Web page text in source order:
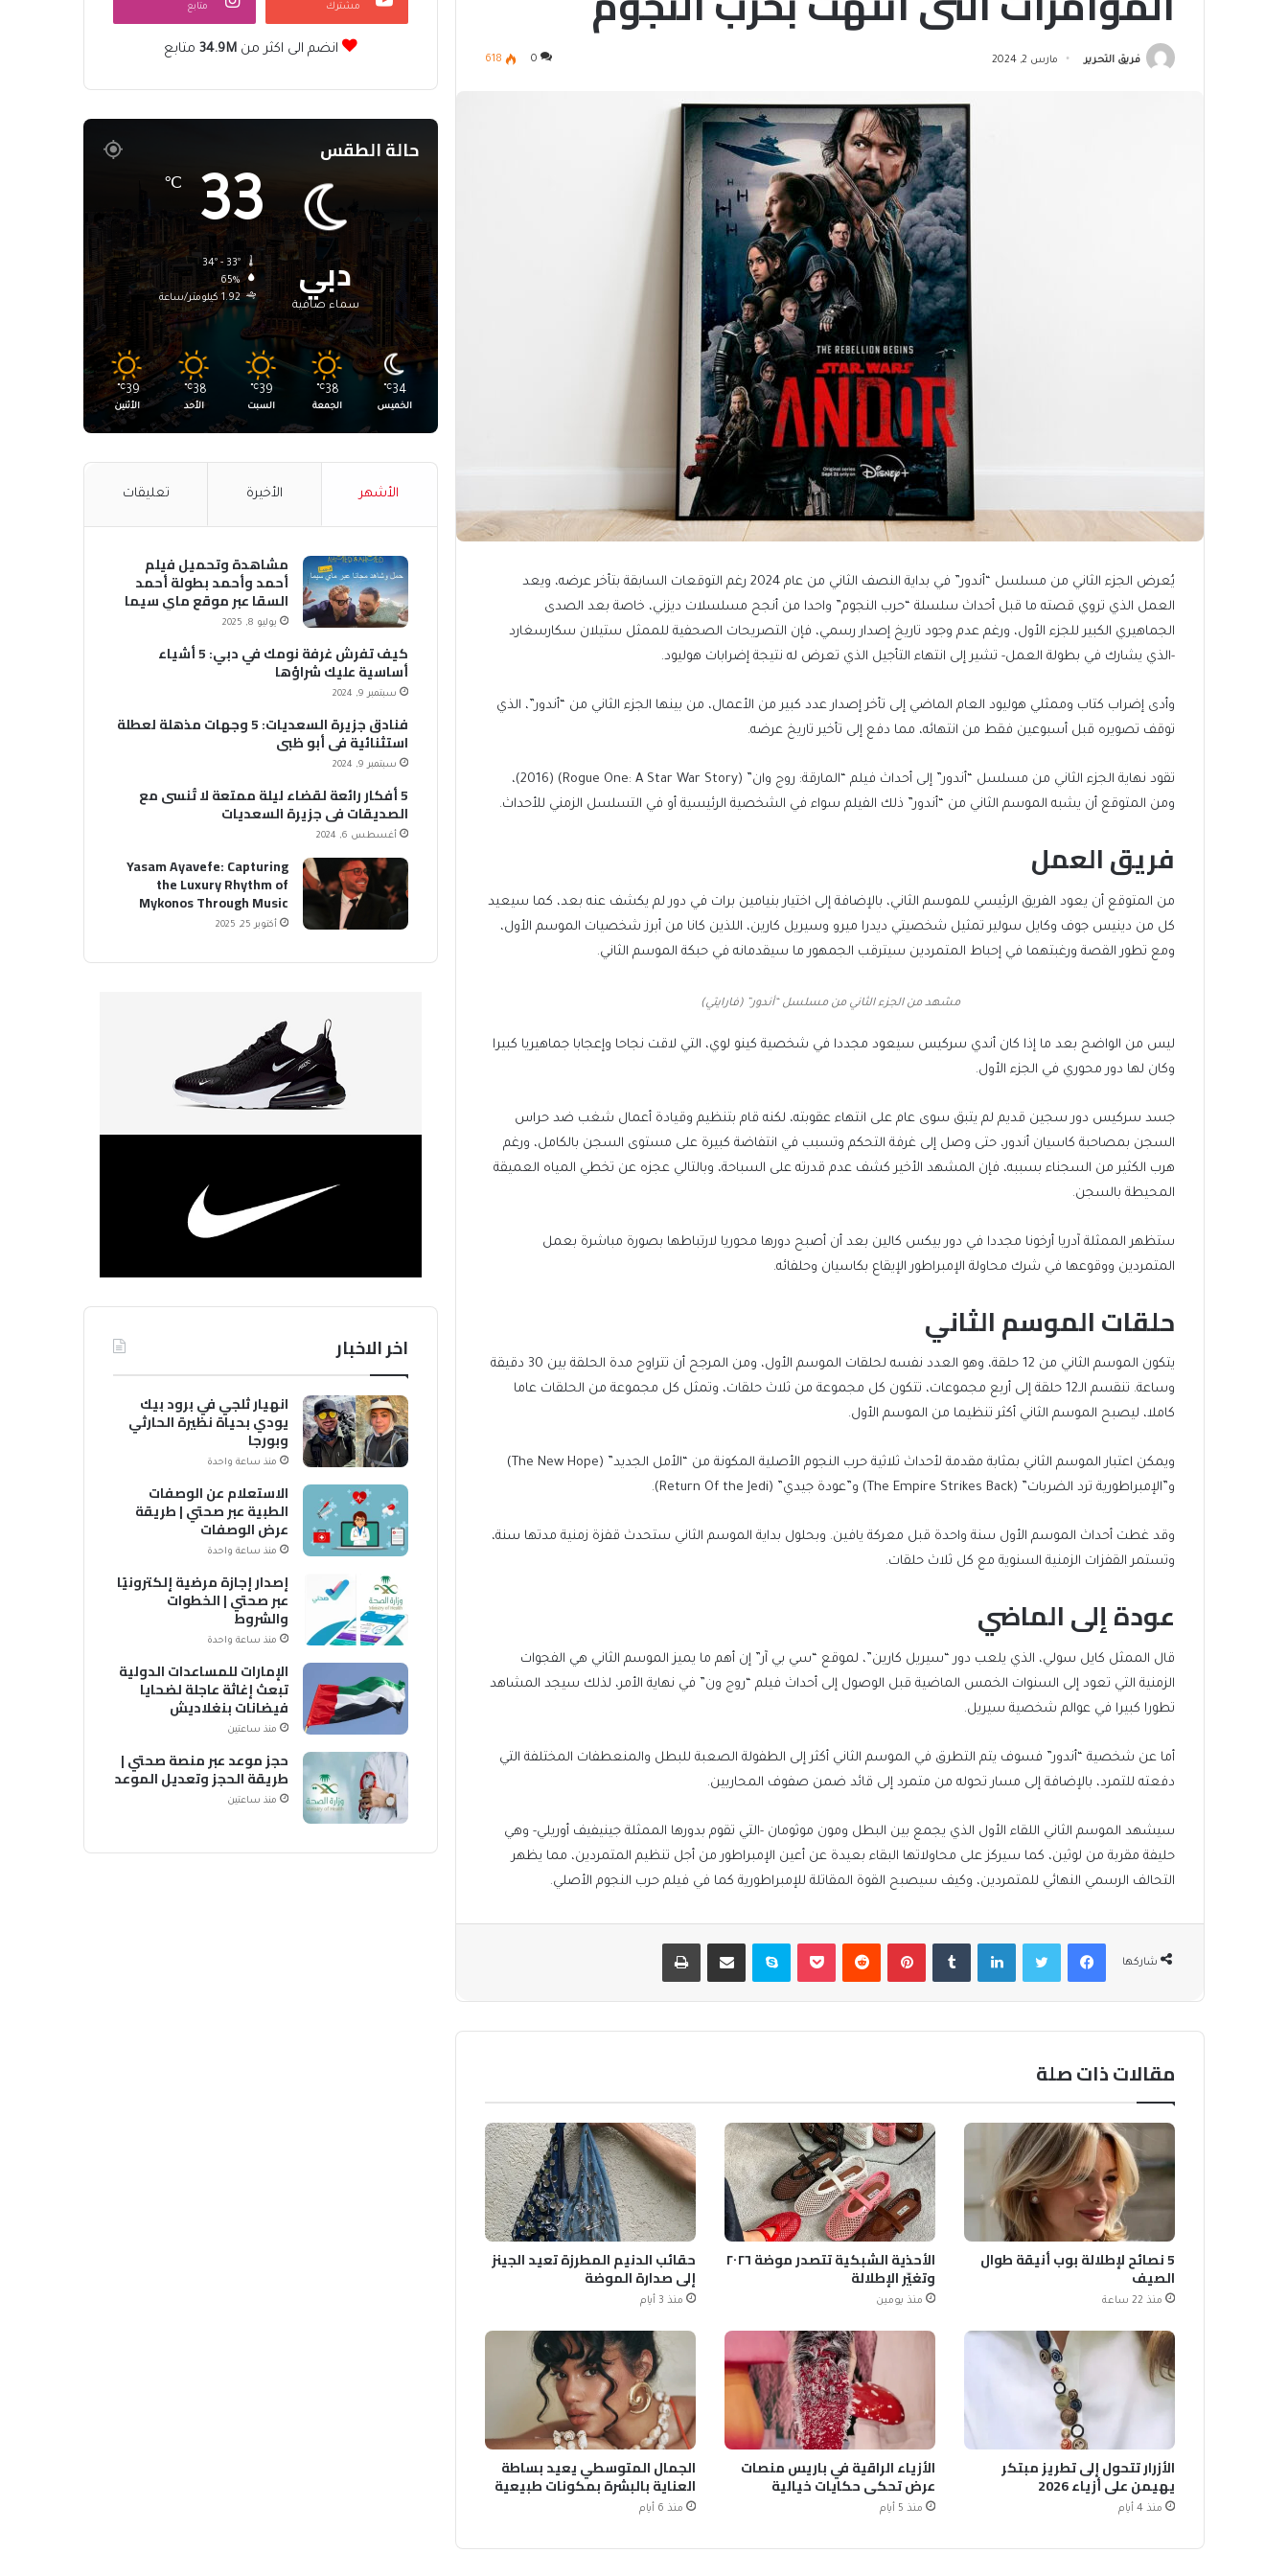
فريق التحرير مارس 2, 2024 0
618
يُعرض الجزء الثاني من مسلسل “أندور” في بداية النصف الثاني من عام 2024 رغم التوقعات السابقة بتأخر عرضه، ويعد
العمل الذي تروي قصته ما قبل أحداث سلسلة “حرب النجوم” واحدا من أنجح مسلسلات ديزني، خاصة بعد الصدى
الجماهيري الكبير للجزء الأول، ورغم عدم وجود تاريخ إصدار رسمي، فإن التصريحات الصحفية للممثل ستيلان سكارسغارد
-الذي يشارك في بطولة العمل- تشير إلى انتهاء التأجيل الذي تعرض له نتيجة إضرابات هوليود.
وأدى إضراب كتاب وممثلي هوليود العام الماضي إلى تأخر إصدار عدد كبير من الأعمال، من بينها الجزء الثاني من “أندور”، الذي
توقف تصويره قبل أسبوعين فقط من انتهائه، مما دفع إلى تأخير تاريخ عرضه.
تقود نهاية الجزء الثاني من مسلسل “أندور” إلى أحداث فيلم “المارقة: روج وان” (Rogue One: A Star War Story) (2016)،
ومن المتوقع أن يشبه الموسم الثاني من “أندور” ذلك الفيلم سواء في الشخصية الرئيسية أو في التسلسل الزمني للأحداث.
فريق العمل
من المتوقع أن يعود الفريق الرئيسي للموسم الثاني، بالإضافة إلى اختيار بنيامين برات في دور لم يكشف عنه بعد، كما سيعيد
كل من دينيس جوف وكايل سولير تمثيل شخصيتي ديدرا ميرو وسيريل كارين، اللذين كانا من أبرز شخصيات الموسم الأول،
ومع تطور القصة ورغبتهما في إحباط المتمردين سيترقب الجمهور ما سيقدمانه في حبكة الموسم الثاني.
مشهد من الجزء الثاني من مسلسل “أندور” (فارايتي)
ليس من الواضح بعد ما إذا كان أندي سركيس سيعود مجددا في شخصية كينو لوي، التي لاقت نجاحا وإعجابا جماهيريا كبيرا
وكان لها دور محوري في الجزء الأول.
جسد سركيس دور سجين قديم لم يتبق سوى عام على انتهاء عقوبته، لكنه قام بتنظيم وقيادة أعمال شغب ضد حراس
السجن بمصاحبة كاسيان أندور، حتى وصل إلى غرفة التحكم وتسبب في انتفاضة كبيرة على مستوى السجن بالكامل، ورغم
هرب الكثير من السجناء بسببه، فإن المشهد الأخير كشف عدم قدرته على السباحة، وبالتالي عجزه عن تخطي المياه العميقة
المحيطة بالسجن.
ستظهر الممثلة آدريا أرخونا مجددا في دور بيكس كالين بعد أن أصبح دورها محوريا لارتباطها بصورة مباشرة بعمل
المتمردين ووقوعها في شرك محاولة الإمبراطور الإيقاع بكاسيان وحلفائه.
حلقات الموسم الثاني
يتكون الموسم الثاني من 12 حلقة، وهو العدد نفسه لحلقات الموسم الأول، ومن المرجح أن تتراوح مدة الحلقة بين 30 دقيقة
وساعة. تنقسم الـ12 حلقة إلى أربع مجموعات، تتكون كل مجموعة من ثلاث حلقات، وتمثل كل مجموعة من الحلقات عاما
كاملا، ليصبح الموسم الثاني أكثر تنظيما من الموسم الأول.
ويمكن اعتبار الموسم الثاني بمثابة مقدمة لأحداث ثلاثية حرب النجوم الأصلية المكونة من “الأمل الجديد” (The New Hope)
و”الإمبراطورية ترد الضربات” (The Empire Strikes Back) و”عودة جيدي” (Return Of the Jedi).
وقد غطت أحداث الموسم الأول سنة واحدة قبل معركة يافين. وبحلول بداية الموسم الثاني ستحدث قفزة زمنية مدتها سنة،
وتستمر القفزات الزمنية السنوية مع كل ثلاث حلقات.
عودة إلى الماضي
قال الممثل كايل سولي، الذي يلعب دور “سيريل كارين”، لموقع “سي بي آر” إن أهم ما يميز الموسم الثاني هي الفجوات
الزمنية التي تعود إلى السنوات الخمس الماضية قبل الوصول إلى أحداث فيلم “روج ون” في نهاية الأمر، لذلك سيجد المشاهد
تطورا كبيرا في عوالم شخصية سيريل.
أما عن شخصية “أندور” فسوف يتم التطرق في الموسم الثاني أكثر إلى الطفولة الصعبة للبطل والمنعطفات المختلفة التي
دفعته للتمرد، بالإضافة إلى مسار تحوله من متمرد إلى قائد ضمن صفوف المحاربين.
سيشهد الموسم الثاني اللقاء الأول الذي يجمع بين البطل ومون موثومان -التي تقوم بدورها الممثلة جينيفيف أوريلي- وهي
حليفة مقربة من لوثين، كما سيركز على محاولاتها البقاء بعيدة عن أعين الإمبراطور من أجل تنظيم المتمردين، مما يظهر
التحالف الرسمي النهائي للمتمردين، وكيف سيصبح القوة المقاتلة للإمبراطورية كما في فيلم حرب النجوم الأصلي.
شاركها
فيسبوكتويتر لينكدإن بينتيريست بوكيت سكايب مشاركة عبر البريد طباعة
مقالات ذات صلة
5 نصائح لإطلالة بوب أنيقة طوال
الصيف
منذ 22 ساعة
الأحذية الشبكية تتصدر موضة ٢٠٢٦
وتغيّر الإطلالة
منذ يومين
حقائب الدنيم المطرزة تعيد الجينز
إلى صدارة الموضة
منذ 3 أيام
الأزرار تتحول إلى تطريز مبتكر
يهيمن على أزياء 2026
منذ 4 أيام
الأزياء الراقية في باريس منصات
عرض تحكي حكايات خيالية
منذ 5 أيام
الجمال المتوسطي يعيد بساطة
العناية بالبشرة بمكونات طبيعية
منذ 6 أيام
مشترك متابع
انضم الى اكثر من34.9M متابع
حالة الطقس
دبي
سماء صافية
33
℃
65%
1.92 كيلومتر/ساعة
34
℃
الخميس
38
℃
الجمعة
39
℃
السبت
38
℃
الأحد
39
℃
الأثنين
الأشهر الأخيرة تعليقات
مشاهدة وتحميل فيلم
أحمد وأحمد بطولة أحمد
السقا عبر موقع ماي سيما
MyCima (وي سيما WeCima)
يوليو 8, 2025
كيف تفرش غرفة نومك في دبي: 5 أشياء
أساسية عليك شراؤها
سبتمبر 9, 2024
فنادق جزيرة السعديات: 5 وجهات مذهلة لعطلة
استثنائية في أبو ظبي
سبتمبر 9, 2024
5 أفكار رائعة لقضاء ليلة ممتعة لا تُنسى مع
الصديقات في جزيرة السعديات
أغسطس 6, 2024
Yasam Ayavefe: Capturing
the Luxury Rhythm of
Mykonos Through Music
أكتوبر 25, 2025
اخر الاخبار
انهيار ثلجي في برود بيك
يودي بحياة نظيرة الحارثي
وبورجا
منذ ساعة واحدة
الاستعلام عن الوصفات
الطبية عبر صحتي | طريقة
عرض الوصفات
منذ ساعة واحدة
إصدار إجازة مرضية إلكترونيًا
عبر صحتي | الخطوات
والشروط
منذ ساعة واحدة
الإمارات للمساعدات الدولية
تبعث إغاثة عاجلة لضحايا
فيضانات بنغلاديش
منذ ساعتين
حجز موعد عبر منصة صحتي |
طريقة الحجز وتعديل الموعد
منذ ساعتين